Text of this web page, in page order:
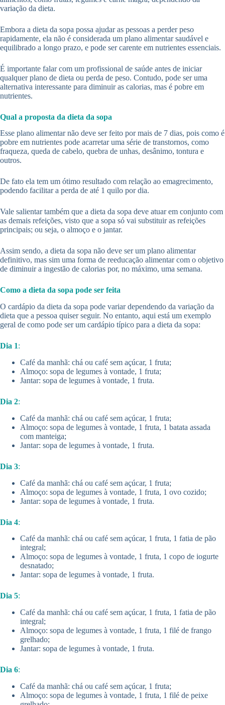
variação da dieta.
Embora a dieta da sopa possa ajudar as pessoas a perder peso
rapidamente, ela não é considerada um plano alimentar saudável e
equilibrado a longo prazo, e pode ser carente em nutrientes essenciais.
É importante falar com um profissional de saúde antes de iniciar
qualquer plano de dieta ou perda de peso. Contudo, pode ser uma
alternativa interessante para diminuir as calorias, mas é pobre em
nutrientes.
Qual a proposta da dieta da sopa
Esse plano alimentar não deve ser feito por mais de 7 dias, pois como é
pobre em nutrientes pode acarretar uma série de transtornos, como
fraqueza, queda de cabelo, quebra de unhas, desânimo, tontura e
outros.
De fato ela tem um ótimo resultado com relação ao emagrecimento,
podendo facilitar a perda de até 1 quilo por dia.
Vale salientar também que a dieta da sopa deve atuar em conjunto com
as demais refeições, visto que a sopa só vai substituir as refeições
principais; ou seja, o almoço e o jantar.
Assim sendo, a dieta da sopa não deve ser um plano alimentar
definitivo, mas sim uma forma de reeducação alimentar com o objetivo
de diminuir a ingestão de calorias por, no máximo, uma semana.
Como a dieta da sopa pode ser feita
O cardápio da dieta da sopa pode variar dependendo da variação da
dieta que a pessoa quiser seguir. No entanto, aqui está um exemplo
geral de como pode ser um cardápio típico para a dieta da sopa:
Dia 1:
Café da manhã: chá ou café sem açúcar, 1 fruta;
Almoço: sopa de legumes à vontade, 1 fruta;
Jantar: sopa de legumes à vontade, 1 fruta.
Dia 2:
Café da manhã: chá ou café sem açúcar, 1 fruta;
Almoço: sopa de legumes à vontade, 1 fruta, 1 batata assada
com manteiga;
Jantar: sopa de legumes à vontade, 1 fruta.
Dia 3:
Café da manhã: chá ou café sem açúcar, 1 fruta;
Almoço: sopa de legumes à vontade, 1 fruta, 1 ovo cozido;
Jantar: sopa de legumes à vontade, 1 fruta.
Dia 4:
Café da manhã: chá ou café sem açúcar, 1 fruta, 1 fatia de pão
integral;
Almoço: sopa de legumes à vontade, 1 fruta, 1 copo de iogurte
desnatado;
Jantar: sopa de legumes à vontade, 1 fruta.
Dia 5:
Café da manhã: chá ou café sem açúcar, 1 fruta, 1 fatia de pão
integral;
Almoço: sopa de legumes à vontade, 1 fruta, 1 filé de frango
grelhado;
Jantar: sopa de legumes à vontade, 1 fruta.
Dia 6:
Café da manhã: chá ou café sem açúcar, 1 fruta;
Almoço: sopa de legumes à vontade, 1 fruta, 1 filé de peixe